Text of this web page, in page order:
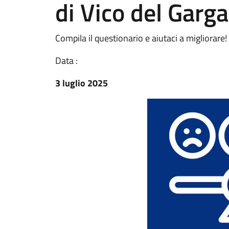
di Vico del
Compila il questionario e aiutaci a migliorare!
Data :
3 luglio 2025